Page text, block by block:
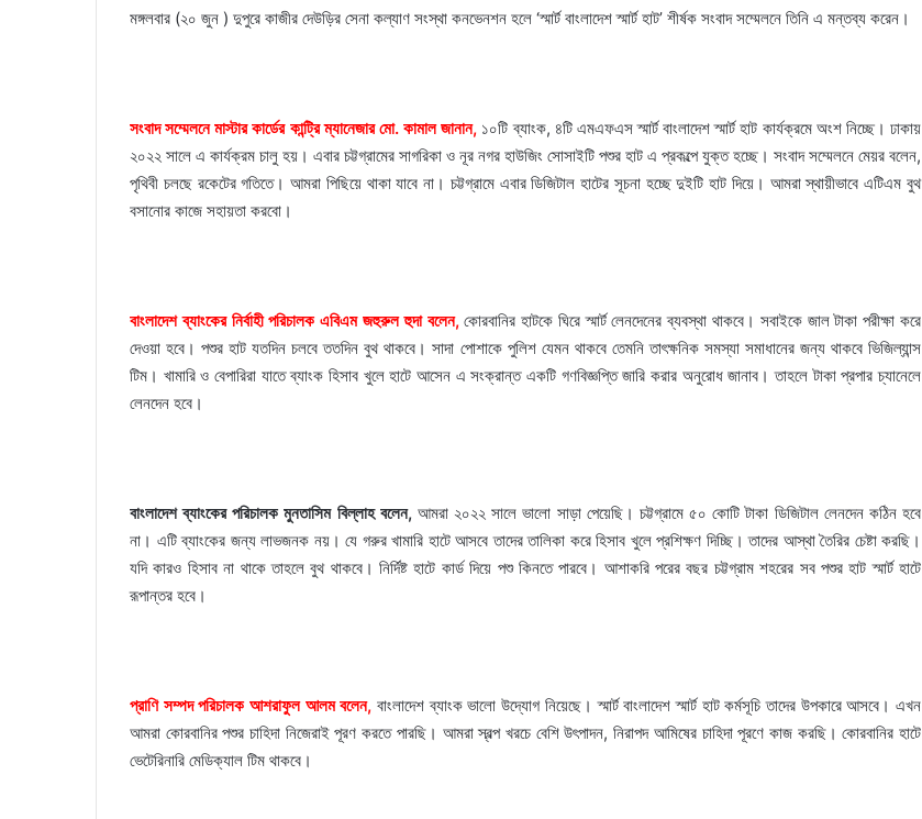
মঙ্গলবার (২০ জুন ) দুপুরে কাজীর দেউড়ির সেনা কল্যাণ সংস্থা কনভেনশন হলে ‘স্মার্ট বাংলাদেশ স্মার্ট হাট’ শীর্ষক সংবাদ সম্মেলনে তিনি এ মন্তব্য করেন।
সংবাদ সম্মেলনে মাস্টার কার্ডের কান্ট্রি ম্যানেজার মো. কামাল জানান, ১০টি ব্যাংক, ৪টি এমএফএস স্মার্ট বাংলাদেশ স্মার্ট হাট কার্যক্রমে অংশ নিচ্ছে। ঢাকায়
২০২২ সালে এ কার্যক্রম চালু হয়। এবার চট্টগ্রামের সাগরিকা ও নূর নগর হাউজিং সোসাইটি পশুর হাট এ প্রকল্পে যুক্ত হচ্ছে। সংবাদ সম্মেলনে মেয়র বলেন,
পৃথিবী চলছে রকেটের গতিতে। আমরা পিছিয়ে থাকা যাবে না। চট্টগ্রামে এবার ডিজিটাল হাটের সূচনা হচ্ছে দুইটি হাট দিয়ে। আমরা স্থায়ীভাবে এটিএম বুথ
বসানোর কাজে সহায়তা করবো।
বাংলাদেশ ব্যাংকের নির্বাহী পরিচালক এবিএম জহুরুল হুদা বলেন, কোরবানির হাটকে ঘিরে স্মার্ট লেনদেনের ব্যবস্থা থাকবে। সবাইকে জাল টাকা পরীক্ষা করে
দেওয়া হবে। পশুর হাট যতদিন চলবে ততদিন বুথ থাকবে। সাদা পোশাকে পুলিশ যেমন থাকবে তেমনি তাৎক্ষনিক সমস্যা সমাধানের জন্য থাকবে ভিজিল্যান্স
টিম। খামারি ও বেপারিরা যাতে ব্যাংক হিসাব খুলে হাটে আসেন এ সংক্রান্ত একটি গণবিজ্ঞপ্তি জারি করার অনুরোধ জানাব। তাহলে টাকা প্রপার চ্যানেলে
লেনদেন হবে।
বাংলাদেশ ব্যাংকের পরিচালক মুনতাসিম বিল্লাহ বলেন, আমরা ২০২২ সালে ভালো সাড়া পেয়েছি। চট্টগ্রামে ৫০ কোটি টাকা ডিজিটাল লেনদেন কঠিন হবে
না। এটি ব্যাংকের জন্য লাভজনক নয়। যে গরুর খামারি হাটে আসবে তাদের তালিকা করে হিসাব খুলে প্রশিক্ষণ দিচ্ছি। তাদের আস্থা তৈরির চেষ্টা করছি।
যদি কারও হিসাব না থাকে তাহলে বুথ থাকবে। নির্দিষ্ট হাটে কার্ড দিয়ে পশু কিনতে পারবে। আশাকরি পরের বছর চট্টগ্রাম শহরের সব পশুর হাট স্মার্ট হাটে
রূপান্তর হবে।
প্রাণি সম্পদ পরিচালক আশরাফুল আলম বলেন, বাংলাদেশ ব্যাংক ভালো উদ্যোগ নিয়েছে। স্মার্ট বাংলাদেশ স্মার্ট হাট কর্মসূচি তাদের উপকারে আসবে। এখন
আমরা কোরবানির পশুর চাহিদা নিজেরাই পূরণ করতে পারছি। আমরা স্বল্প খরচে বেশি উৎপাদন, নিরাপদ আমিষের চাহিদা পূরণে কাজ করছি। কোরবানির হাটে
ভেটেরিনারি মেডিক্যাল টিম থাকবে।